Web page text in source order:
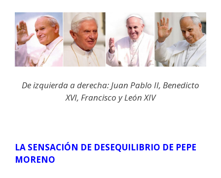
De izquierda a derecha: Juan Pablo II, Benedicto
XVI, Francisco y León XIV
LA SENSACIÓN DE DESEQUILIBRIO DE PEPE
MORENO